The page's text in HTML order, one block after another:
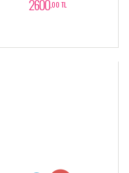
2600,00 TL